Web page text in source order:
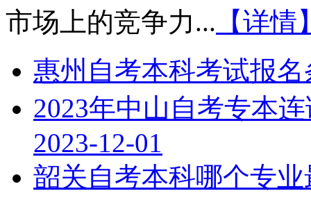
市场上的竞争力... 【详情
惠州自考本科考试报
2023年中山自考专本
2023-12-01
韶关自考本科哪个专